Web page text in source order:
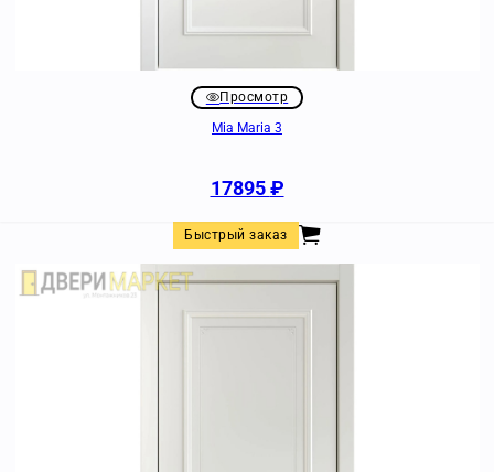
Просмотр
Mia Maria 3
17895₽
Быстрый заказ